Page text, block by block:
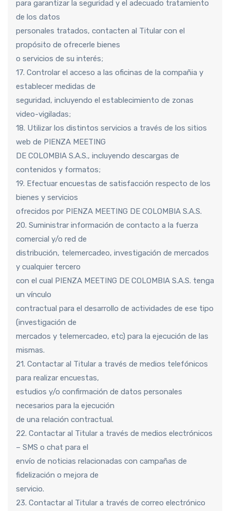
para garantizar la seguridad y el adecuado tratamiento
de los datos
personales tratados, contacten al Titular con el
propósito de ofrecerle bienes
o servicios de su interés;
17. Controlar el acceso a las oficinas de la compañia y
establecer medidas de
seguridad, incluyendo el establecimiento de zonas
video-vigiladas;
18. Utilizar los distintos servicios a través de los sitios
web de PIENZA MEETING
DE COLOMBIA S.A.S., incluyendo descargas de
contenidos y formatos;
19. Efectuar encuestas de satisfacción respecto de los
bienes y servicios
ofrecidos por PIENZA MEETING DE COLOMBIA S.A.S.
20. Suministrar información de contacto a la fuerza
comercial y/o red de
distribución, telemercadeo, investigación de mercados
y cualquier tercero
con el cual PIENZA MEETING DE COLOMBIA S.A.S. tenga
un vínculo
contractual para el desarrollo de actividades de ese tipo
(investigación de
mercados y telemercadeo, etc) para la ejecución de las
mismas.
21. Contactar al Titular a través de medios telefónicos
para realizar encuestas,
estudios y/o confirmación de datos personales
necesarios para la ejecución
de una relación contractual.
22. Contactar al Titular a través de medios electrónicos
– SMS o chat para el
envío de noticias relacionadas con campañas de
fidelización o mejora de
servicio.
23. Contactar al Titular a través de correo electrónico